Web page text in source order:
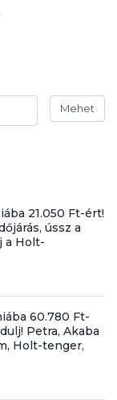
Mehet
21.050 Ft-ért!
ússz a
a Holt-
60.780 Ft-
Petra, Akaba
Holt-tenger,